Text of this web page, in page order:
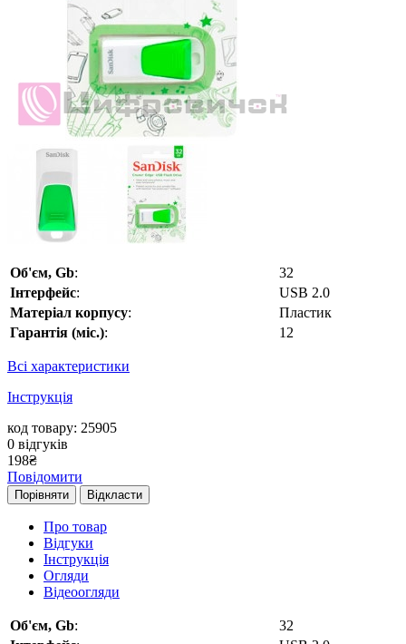
Об'єм, Gb:
32
Інтерфейс:
USB 2.0
Матеріал корпусу:
Пластик
Гарантія (міс.): 12
Всі характеристики
Інструкція
код товару: 25905
0 відгуків
198₴
Повідомити
Порівняти Відкласти
Про товар
Відгуки
Інструкція
Огляди
Відеоогляди
Об'єм, Gb:
32